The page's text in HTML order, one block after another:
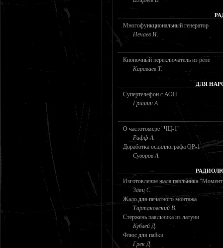
Многофункциональный генератор
Нечаев И.
Кнопочный переключатель из реле
Караваев Т.
ДЛЯ
Супертелефон с АОН
Гришин А.
О частотомере "ЧЦ-1"
Рафф А.
Доработка осциллографа ОР-1
Суворов А.
Изготовление жала паяльника
Заяц С.
Жало для печатного монтажа
Тартаковский В.
Стержень паяльника из латуни
Кублей Д.
Флюс для пайки
Грек Д.